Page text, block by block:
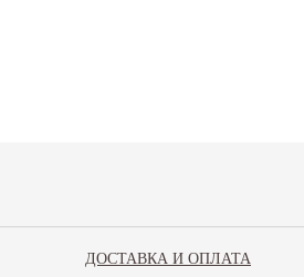
ДОСТАВКА И ОПЛАТА